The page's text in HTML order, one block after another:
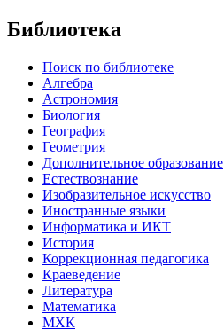
Библиотека
Поиск по библиотеке
Алгебра
Астрономия
Биология
География
Геометрия
Дополнительное образование
Естествознание
Изобразительное искусство
Иностранные языки
Информатика и ИКТ
История
Коррекционная педагогика
Краеведение
Литература
Математика
МХК